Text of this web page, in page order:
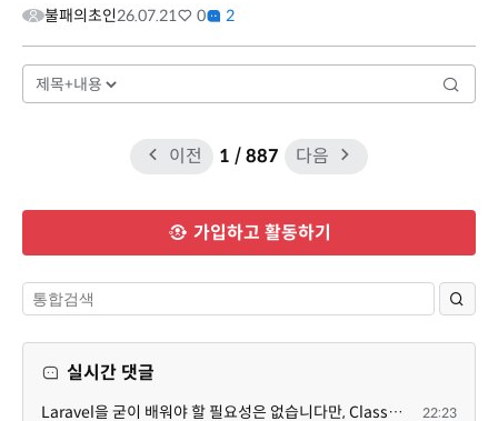
불패의초인26.07.21 0 2
이전 1 / 887 다음
가입하고 활동하기
실시간 댓글
Laravel을 굳이 배워야 할 필요성은 없습니다만, Class기반의 객체 지향 프로그래밍과, PSR-4라는 Composer... 22:23